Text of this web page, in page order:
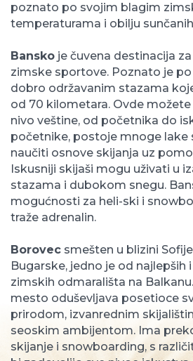
poznato po svojim blagim
temperaturama i obilju
Bansko je čuvena destinacija
zimske sportove. Poznato je
dobro održavanim stazama
od 70 kilometara. Ovde
nivo veštine, od početnika do
početnike, postoje mnoge lake
naučiti osnove skijanja uz
Iskusniji skijaši mogu uživati u
stazama i dubokom snegu.
mogućnosti za heli-ski i
traže adrenalin.
Borovec smešten u blizini
Bugarske, jedno je od najlepših
zimskih odmarališta na
mesto oduševljava posetioce
prirodom, izvanrednim
seoskim ambijentom. Ima
skijanje i snowboarding, s